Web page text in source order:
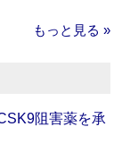
もっと見る »
阻害薬を承